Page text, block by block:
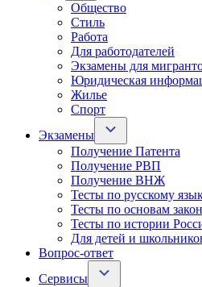
Общество
Стиль
Работа
Для работодателей
Экзамены для
Юридическая
Жилье
Спорт
Экзамены
Получение Патента
Получение РВП
Получение ВНЖ
Тесты по русскому
Тесты по основам
Тесты по истории
Для детей и
Вопрос-ответ
Сервисы